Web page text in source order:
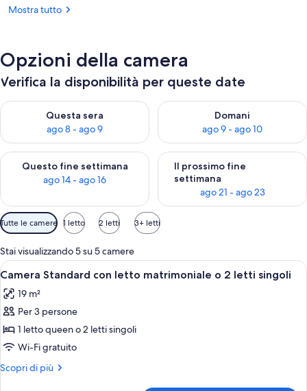
Mostra tutto
Opzioni della camera
Verifica la disponibilità per queste date
Questa sera
ago 8 - ago 9
Verifica la disponibilità per questa sera, ago 8 - ago 9
Domani
ago 9 - ago 10
Verifica la disponibilità per
Questo fine settimana
ago 14 - ago 16
Verifica la disponibilità per questo fine settimana, ago 14 -
Il prossimo fine
settimana
ago 21 - ago 23
Verifica la disponibilità per il
Filtri
disponibili
per
le
camere
Tutte le camere 1 letto 2 letti 3+ letti
Stai visualizzando 5 su 5 camere
Apri
tutte
le
foto
per
Camera
Standard
con
Una camera d'albergo con un letto,
9
Camera Standard con letto matrimoniale o 2 letti singoli
19 m²
Per 3 persone
1 letto queen o 2 letti singoli
Wi-Fi gratuito
Scopri di più
Altri